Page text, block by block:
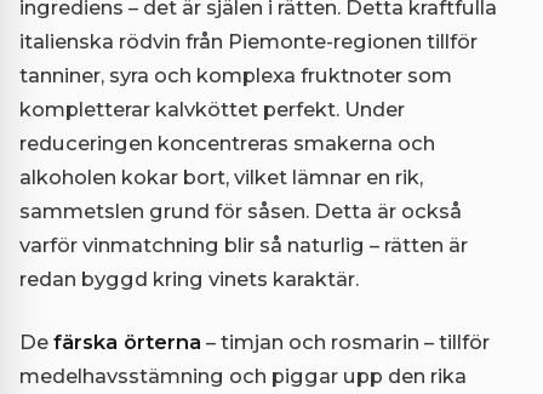
ingrediens – det är själen i rätten. Detta kraftfulla
italienska rödvin från Piemonte-regionen tillför
tanniner, syra och komplexa fruktnoter som
kompletterar kalvköttet perfekt. Under
reduceringen koncentreras smakerna och
alkoholen kokar bort, vilket lämnar en rik,
sammetslen grund för såsen. Detta är också
varför vinmatchning blir så naturlig – rätten är
redan byggd kring vinets karaktär.
De färska örterna – timjan och rosmarin – tillför
medelhavsstämning och piggar upp den rika